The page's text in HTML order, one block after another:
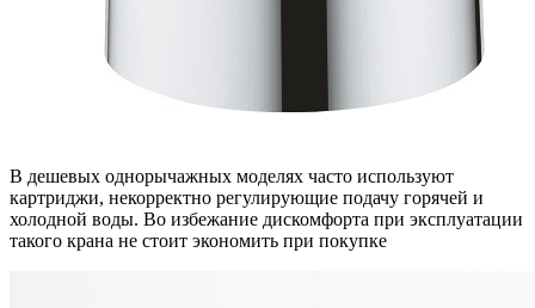
В дешевых однорычажных моделях часто используют
картриджи, некорректно регулирующие подачу горячей и
холодной воды. Во избежание дискомфорта при эксплуатации
такого крана не стоит экономить при покупке